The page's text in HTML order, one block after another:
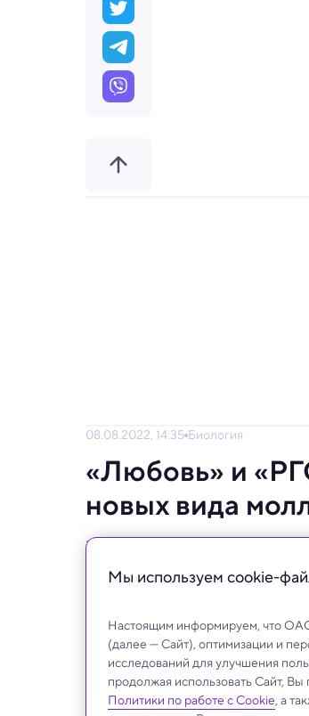
08.08.2022, 14:35 Биология
«Любовь» и
новых вида
Животные получили весьма
Мы используем сookie-
Настоящим информируем, что ОАО
(далее — Сайт), оптимизации и
исследований для улучшения
продолжая использовать Сайт,
Политики по работе с Cookie, а